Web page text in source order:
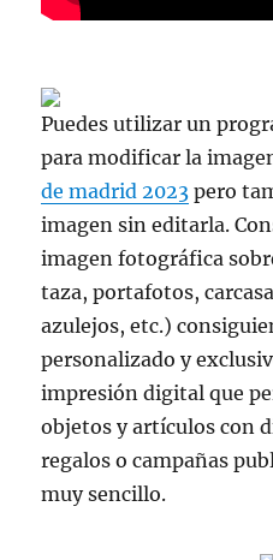
Puedes utilizar un
para modificar la
de madrid 2023 pero
imagen sin editarla.
imagen fotográfica
taza, portafotos,
azulejos, etc.)
personalizado y
impresión digital que
objetos y artículos con
regalos o campañas
muy sencillo.